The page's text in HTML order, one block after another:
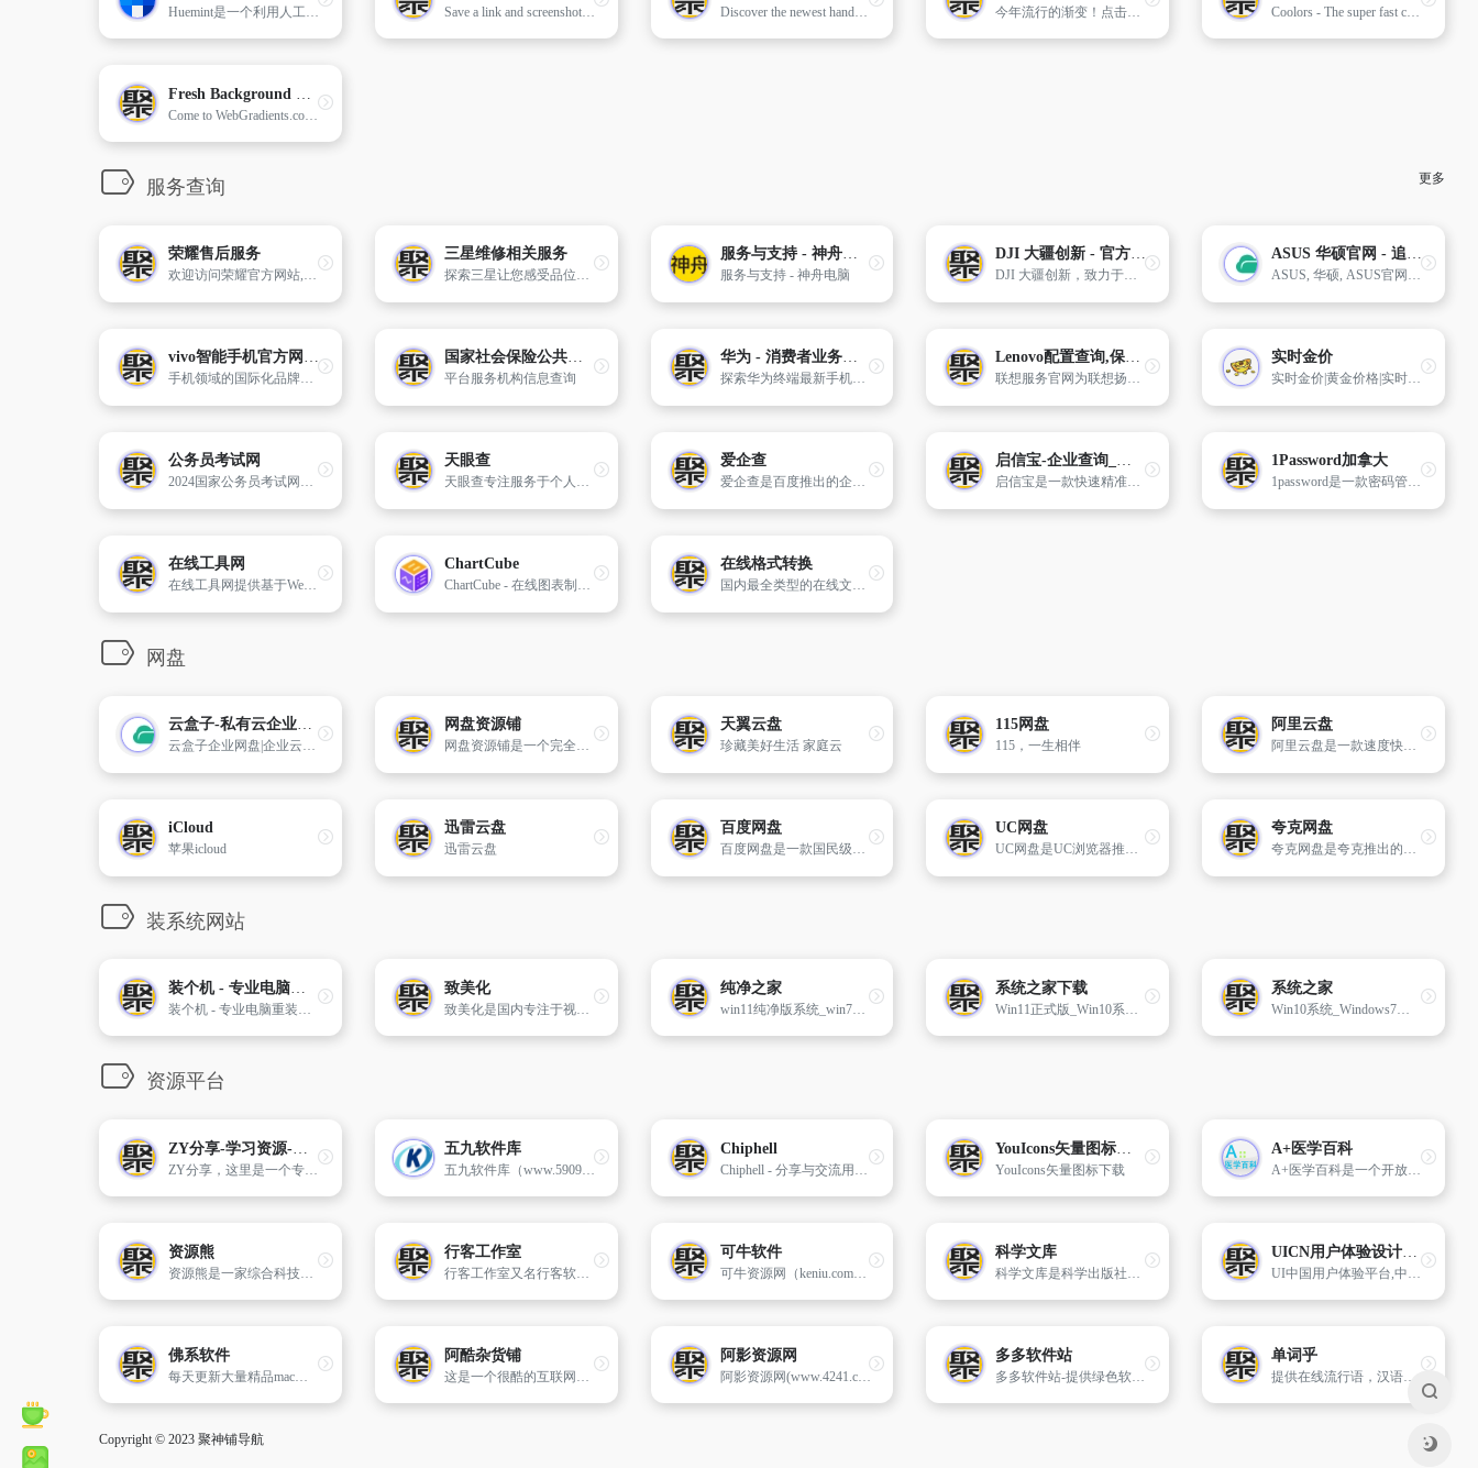
Save a link and screenshot of anything with just a click. Discover the newest hand-picked color palettes of Color Hunt. Get color inspiration for your design and art projects.
服务查询 更多
荣耀售后服务
欢迎访问荣耀官方网站,荣耀官网提供荣耀手机(荣耀magic系列、荣耀magicv、荣耀magicvs、荣耀系列、荣耀x系列等)，以及最新荣耀笔记本、平板电脑、穿戴、音频等产品及相关参数详细介绍。
三星维修相关服务
探索三星让您感受品位生活，在这里您可以找到galaxysultra,galaxys|s+，galaxysedge，galaxyzfold|zflip，galaxytabs系列，galaxywatchultra，galaxywatch，三星w|wflip，galaxybudspro，galaxyring等新品，也可以浏览手机、电视、显示器、冰箱、洗衣机等三星官方产品内容，并获得相关产品服务与支持。
服务与支持 - 神舟电脑
服务与支持 - 神舟电脑
DJI 大疆创新 - 官方网站
DJI 大疆创新，致力于成为持续推动人类进步的科技公司。你可以了解 DJI Mavic 3 Pro、DJI Mini 4 Pro、DJI Air 3 等航拍无人机，Osmo Action 4 等手持摄影产品，和 Ronin、Inspire 等专业影像设备。
ASUS 华硕官网 - 追寻无与伦比- 华硕
ASUS, 华硕, ASUS官网, 华硕官网, 华硕官方网站, ASUS, 华硕. 华硕始终对质量与创新全力以赴, 不断为消费者及企业用户提供崭新的科技解决方案. 华硕拥有众多划时代的产品, 查找&购买笔记本电脑, 游戏手机, 路由器, 显示器, 主板及更多产品.
vivo智能手机官方网站 - X200s 影像旗舰
手机领域的国际化品牌，vivo官网提供手机资讯、售前咨询、在线购买、售后服务等功能；vivo当季明星机型有x系列、s系列、xfold、iqoo、vivopadpro等。
国家社会保险公共服务平台
平台服务机构信息查询
华为 - 消费者业务官网
探索华为终端最新手机、穿戴、电脑、平板、智慧屏、耳机音箱、全屋智能、路由器，了解相关配件及软件应用，并获取产品服务与支持。
Lenovo配置查询,保修服务-联想服务
联想服务官网为联想扬天、联想天逸、联想异能者、联想家悦、联想开天、联想启天、联想小新、联想拯救者、联想yoga、联想ideapad等系列产品提供专业的技术支持和售后服务。具体有：驱动下载、win驱动、售后服务网点查询、保修配置查询、驱动查询、驱动光盘安装、主机编号查询、联想知识库、常见问题帮助、故障诊断、网上报修、网上预约、win支持、win支持。
实时金价
实时金价|黄金价格|实时黄金价格|金价实时数据
公务员考试网
2024国家公务员考试网_国考/公务员考试笔试备考培训辅导_华图教育官网
天眼查
天眼查专注服务于个人与企业信息查询,都在用的商业安全工具,为您提供公司查询,工商信息查询,企业查询,工商查询,企业信用信息查询等相关信息,帮您快速了解企业信息,企业工商信息,企业信用信息等企业经营和人员投资状况,查询更多企业信息就到天眼查官网！
爱企查
爱企查是百度推出的企业信用查询工具,提供最全最新的企业信息实时查询,企业相关的工商信息查询,股东查询,主要成员查询,变更记录查询,网站备案查询,对外投资查询,分支机构查询,年报查询,风险警示查询,口碑舆情信息查询,失信人查询；提供全国企业工商登记信息,公司工商注册登记信息信用查询,个人信息查询服务以及企业诉讼查询,商标查询和专利查询。查询企业信息就到爱企查官网！
启信宝-企业查询_企业信用信息平台
启信宝是一款快速精准的企业信息查询工具。涵盖工商信息、司法诉讼、知识产权、股权结构等多维度信息,帮助用户快速了解合作公司,预防潜在风险,获得商机,为客户提供决策支持。
1Password加拿大
1password是一款密码管理软件,它的作用是帮你更好的管理密码。软件支持多个平台 - 软件操作界面友好、简洁 - 能在浏览器上使用 - 功能强大且容易上手使用.
在线工具网
在线工具网提供基于Web网页的在线工具软件,如：智商测试、情商测试、逻辑思维训练、mbti职业性格测试、九型人格测试、大五人格测试、人才测评、图表制作、图片处理、疾病自测、抑郁症测试题、生活查询、健康管理、娱乐工具、及各类在线计算器等等。
ChartCube
ChartCube - 在线图表制作工具
在线格式转换
国内最全类型的在线文件转换平台,免费、快速,无须下载安装任何软件。
网盘
云盒子-私有云企业网盘_企业云盘_私有云存储_文档云_内网IM
云盒子企业网盘|企业云盘提供云盘私有化部署/在线预览/多人编辑/13级权限/版本/日志/文件审批/防复制防截屏/内外网交换/内网IM等安全企业云盘服务.16年专注政企文档云共享协作!
网盘资源铺
网盘资源铺是一个完全免费的综合资源分享社区,每天都有大量用户分享优质/好用的网盘资源,包括不限于:影视剧集、动漫漫画、软件工具、学习教程、图片壁纸等，如果喜欢就赶紧加入吧！
天翼云盘
珍藏美好生活 家庭云
115网盘
115，一生相伴
阿里云盘
阿里云盘是一款速度快、不打扰、够安全、易于分享的个人网盘，欢迎你来体验。
iCloud
苹果icloud
迅雷云盘
迅雷云盘
百度网盘
百度网盘是一款国民级产品，已连续9年为超过7亿用户提供稳定、安全的个人云存储服务，已实现电脑、手机、电视等多种终端场景的覆盖和互联，并支持多类型文件的备份、分享、查看和处理
UC网盘
UC网盘是UC浏览器推出的一款云服务产品，功能包括云存储、智能云同步、极速上传下载、文件分享、共享，通过UC网盘可随时随地使用或管理照片、文档、手机资料；支持PC、iOS。Android。
夸克网盘
夸克网盘是夸克推出的一款云服务产品，功能包括云存储、高清看剧、文件在线解压、PDF一键转换等。通过夸克网盘可随时随地管理和使用照片、文档、手机资料，目前支持Android、iOS、...
装系统网站
装个机 - 专业电脑重装系统指南教程网站，提供Windows/Mac重装系统教程、一键重装系统工具、U盘启动盘制作方法、PE工具、系统激活工具，助您轻松完成电脑系统安装
致美化
致美化是国内专注于视觉美化的研究及交流平台，聚集了超过50万的活跃用户，你可以在此个性化你的设备，探索及下载丰富多彩的电脑主题、壁纸、图标、皮肤等酷炫的美化素材及教程。
纯净之家
win11纯净版系统_win7纯净版64位_win10纯净版系统下载
系统之家下载
Win11正式版_Win10系统专业版下载_Ghost Win7旗舰版
系统之家
Win10系统_Windows7旗舰版_最新GhostXP Sp3系统下载
资源平台
五九软件库
五九软件库（www.5909.net）提供免费的电脑软件下载、APP软件下载、手机应用下载、Mac苹果软件下载，本站全力打造一个安全、快速、绿色、无病毒的软件和软件下载平台。
Chiphell
YouIcons矢量图标下载
A+医学百科
资源熊 行客工作室
行客工作室又名行客软件工作室，这是一个软件下载网站，行客软件管家、分享各种精品软件下载、经典电影和各种视频教程打包下载
可牛软件
可牛资源网（keniu.com）是一家提供安全、免费软件下载服务的网站。为用户提供免费的电脑软硬件及软件工具。提供电脑、手机、客户端、Mac、Android、iOS、苹果、ppt、压缩、编程、办公等软件的下载服务。为用户提供了多种软件下载方式和各种版本的软件，并且可以通过网络直接向客户发布软件，让客户自行安装使用。可牛资源站是一个提供免费软件下载服务的安全，为用户提供全面的服务。
科学文库
佛系软件 阿酷杂货铺 阿影资源网
阿影资源网(www.4241.cn)免费分享各种技术综合类教程、各类网站程序源码、软件工具,专为新手站长打造最好的技术博客,来这里和阿影一起进步学习吧.
多多软件站 单词乎
Copyright © 2023 聚神铺导航